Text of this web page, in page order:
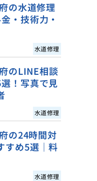
の水道修理
・技術力・
水道修理
のLINE相談
！写真で見
水道修理
の24時間対
すめ5選｜料
水道修理